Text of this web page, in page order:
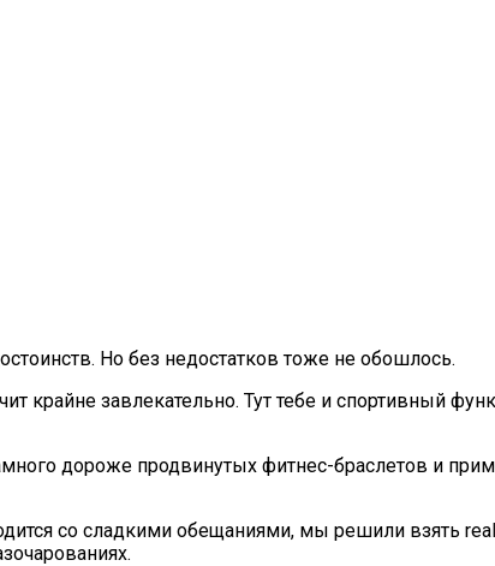
Но без недостатков тоже не обошлось.
крайне завлекательно. Тут тебе и спортивный
дороже продвинутых фитнес-браслетов и
со сладкими обещаниями, мы решили взять